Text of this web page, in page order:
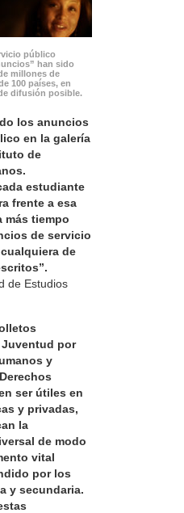
público
han sido
millones de
100 países, en
difusión posible.
los anuncios
en la galería
de
estudiante
frente a esa
más tiempo
de servicio
de
de Estudios
por
y
ser útiles en
y privadas,
la
de modo
vital
por los
y secundaria.